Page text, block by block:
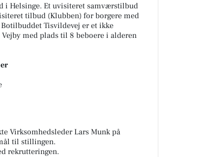
i Helsinge. Et uvisiteret samværstilbud
tilbud (Klubben) for borgere med
Tisvildevej er et ikke
med plads til 8 beboere i alderen
Virksomhedsleder Lars Munk på
til stillingen.
rekrutteringen.